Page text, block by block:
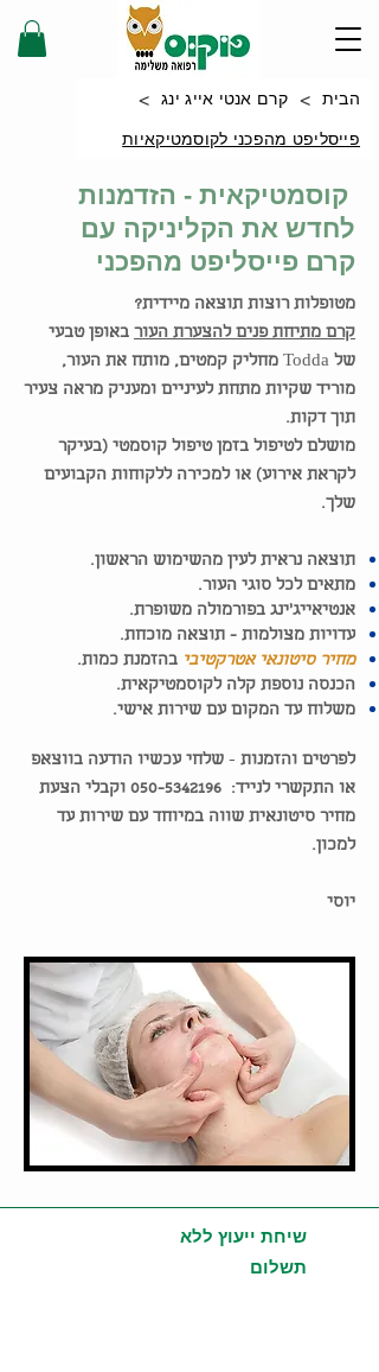
הבית > קרם אנטי אייג ינג >
פייסליפט מהפכני לקוסמטיקאיות
קוסמטיקאית - הזדמנות
לחדש את הקליניקה עם
קרם פייסליפט מהפכני
מטופלות רוצות תוצאה מיידית?
קרם מתיחת פנים להצערת העור באופן טבעי
של Todda מחליק קמטים, מותח את העור,
מוריד שקיות מתחת לעיניים ומעניק מראה צעיר
תוך דקות.
מושלם לטיפול בזמן טיפול קוסמטי (בעיקר
לקראת אירוע) או למכירה ללקוחות הקבועים
שלך.
תוצאה נראית לעין מהשימוש הראשון.
מתאים לכל סוגי העור.
אנטיאייג'ינג בפורמולה משופרת.
עדויות מצולמות - תוצאה מוכחת.
מחיר סיטונאי אטרקטיבי בהזמנת כמות.
הכנסה נוספת קלה לקוסמטיקאית.
משלוח עד המקום עם שירות אישי.
לפרטים והזמנות - שלחי עכשיו הודעה בווצאפ
או התקשרי לנייד: 050-5342196 וקבלי הצעת
מחיר סיטונאית שווה במיוחד עם שירות עד
למכון.
יוסי
שיחת ייעוץ ללא
תשלום